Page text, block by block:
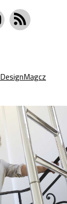
DesignMagcz